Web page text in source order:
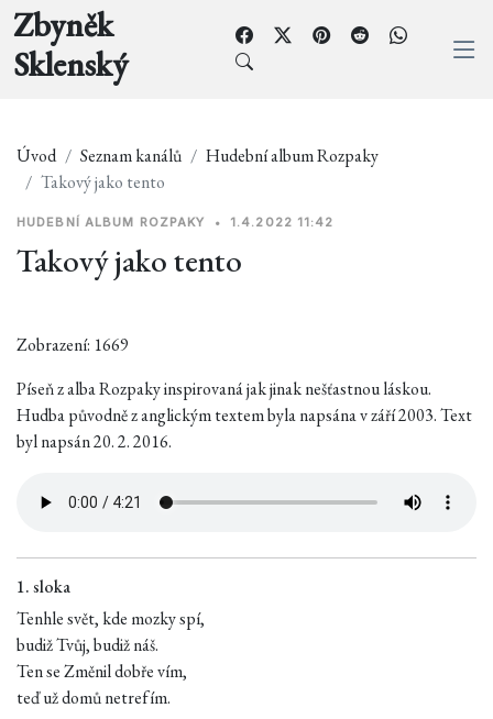
Zbyněk
Sklenský
Úvod Seznam kanálů
Hudební album Rozpaky
Takový jako tento
HUDEBNÍ ALBUM ROZPAKY • 1.4.2022 11:42
Takový jako tento
Zobrazení: 1669
Píseň z alba Rozpaky inspirovaná jak jinak nešťastnou láskou.
Hudba původně z anglickým textem byla napsána v září 2003. Text
byl napsán 20. 2. 2016.
1. sloka
Tenhle svět, kde mozky spí,
budiž Tvůj, budiž náš.
Ten se Změnil dobře vím,
teď už domů netrefím.